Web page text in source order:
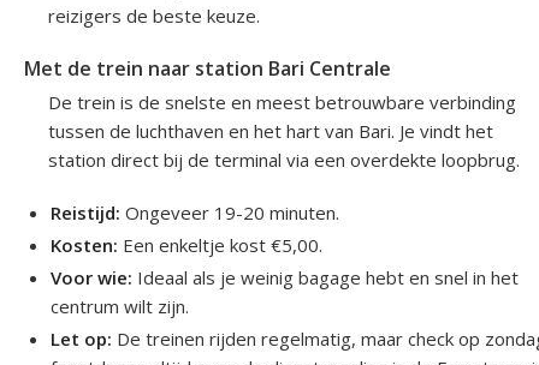
reizigers de beste keuze.
Met de trein naar station Bari Centrale
De trein is de snelste en meest betrouwbare verbinding
tussen de luchthaven en het hart van Bari. Je vindt het
station direct bij de terminal via een overdekte loopbrug.
Reistijd: Ongeveer 19-20 minuten.
Kosten: Een enkeltje kost €5,00.
Voor wie: Ideaal als je weinig bagage hebt en snel in het
centrum wilt zijn.
Let op: De treinen rijden regelmatig, maar check op